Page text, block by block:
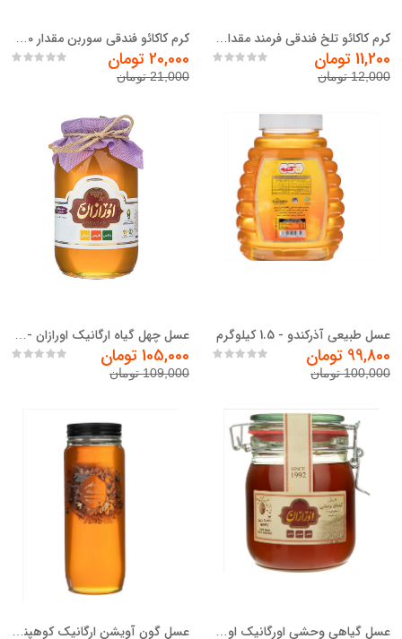
11,200 تومان
12,000 تومان
20,000 تومان
21,000 تومان
عسل طبیعی آذرکندو - 1.5 کیلوگرم
99,800 تومان
100,000 تومان
105,000 تومان
109,000 تومان